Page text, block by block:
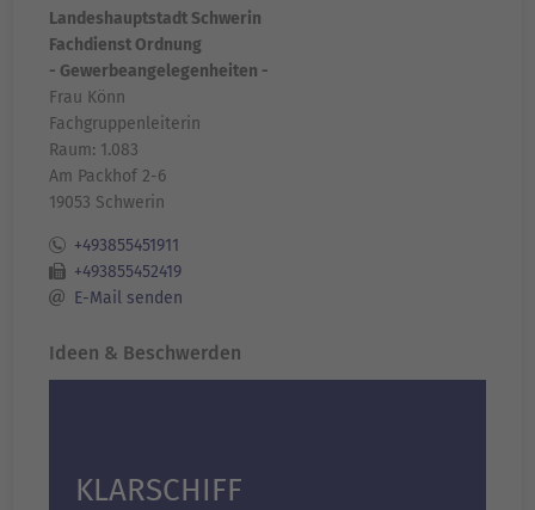
Landeshauptstadt Schwerin
Fachdienst Ordnung
- Gewerbeangelegenheiten -
Frau Könn
Fachgruppenleiterin
Raum: 1.083
Am Packhof 2-6
19053 Schwerin
+493855451911
+493855452419
E-Mail senden
Ideen & Beschwerden
KLARSCHIFF